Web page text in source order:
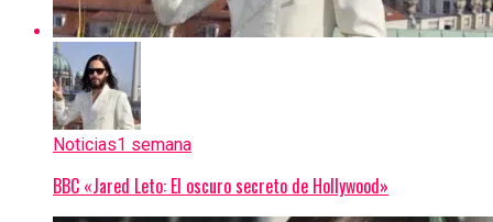
Noticias1 semana
BBC «Jared Leto: El oscuro secreto de Hollywood»